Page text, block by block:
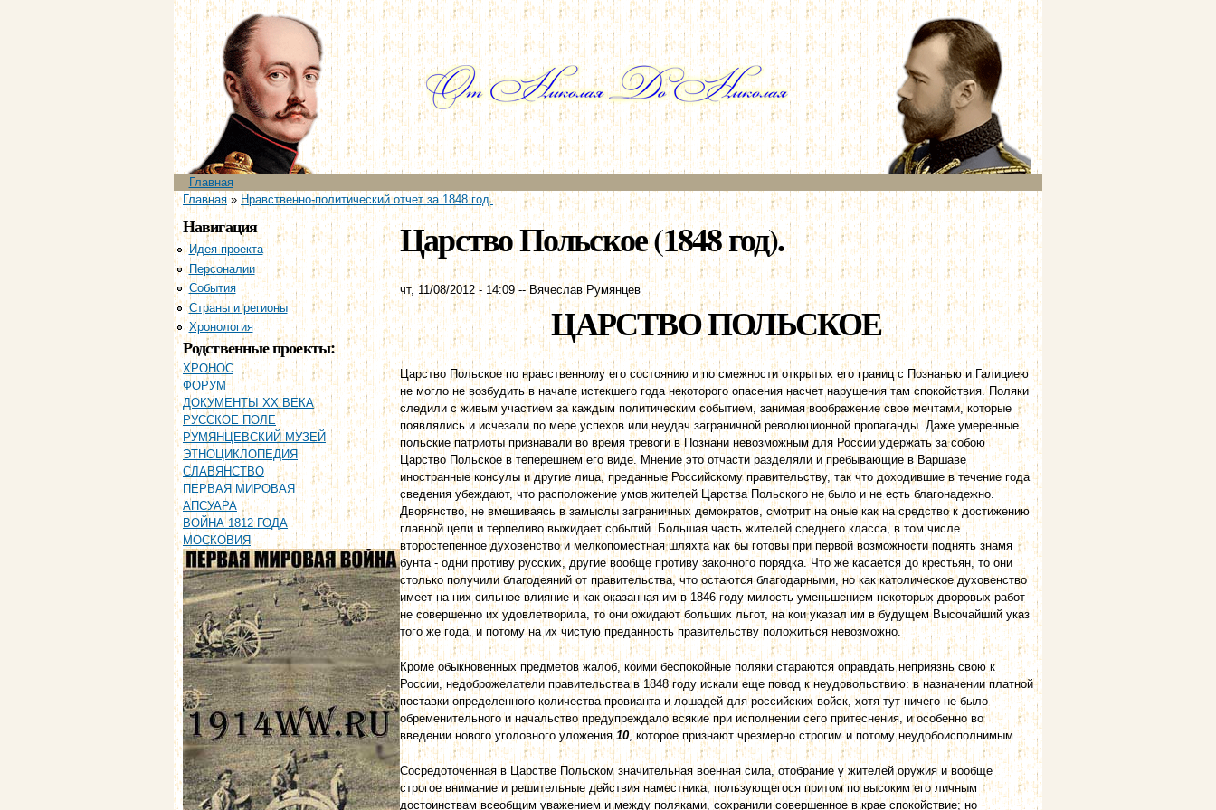
Перейти к
основному
содержанию
Главное меню
Главная
Вы здесь
Главная» Нравственно-политический отчет за 1848 год.
Навигация
Идея проекта
Персоналии
События
Страны и регионы
Хронология
Родственные проекты:
ХРОНОС
ФОРУМ
ДОКУМЕНТЫ XX ВЕКА
РУССКОЕ ПОЛЕ
РУМЯНЦЕВСКИЙ МУЗЕЙ
ЭТНОЦИКЛОПЕДИЯ
СЛАВЯНСТВО
ПЕРВАЯ МИРОВАЯ
АПСУАРА
ВОЙНА 1812 ГОДА
МОСКОВИЯ
Царство Польское (1848 год).
чт, 11/08/2012 - 14:09--Вячеслав Румянцев
ЦАРСТВО ПОЛЬСКОЕ
Царство Польское по нравственному его состоянию и по смежности открытых его границ с Познанью и Галициею
не могло не возбудить в начале истекшего года некоторого опасения насчет нарушения там спокойствия. Поляки
следили с живым участием за каждым политическим событием, занимая воображение свое мечтами, которые
появлялись и исчезали по мере успехов или неудач заграничной революционной пропаганды. Даже умеренные
польские патриоты признавали во время тревоги в Познани невозможным для России удержать за собою
Царство Польское в теперешнем его виде. Мнение это отчасти разделяли и пребывающие в Варшаве
иностранные консулы и другие лица, преданные Российскому правительству, так что доходившие в течение года
сведения убеждают, что расположение умов жителей Царства Польского не было и не есть благонадежно.
Дворянство, не вмешиваясь в замыслы заграничных демократов, смотрит на оные как на средство к достижению
главной цели и терпеливо выжидает событий. Большая часть жителей среднего класса, в том числе
второстепенное духовенство и мелкопоместная шляхта как бы готовы при первой возможности поднять знамя
бунта - одни противу русских, другие вообще противу законного порядка. Что же касается до крестьян, то они
столько получили благодеяний от правительства, что остаются благодарными, но как католическое духовенство
имеет на них сильное влияние и как оказанная им в 1846 году милость уменьшением некоторых дворовых работ
не совершенно их удовлетворила, то они ожидают больших льгот, на кои указал им в будущем Высочайший указ
того же года, и потому на их чистую преданность правительству положиться невозможно.
Кроме обыкновенных предметов жалоб, коими беспокойные поляки стараются оправдать неприязнь свою к
России, недоброжелатели правительства в 1848 году искали еще повод к неудовольствию: в назначении платной
поставки определенного количества провианта и лошадей для российских войск, хотя тут ничего не было
обременительного и начальство предупреждало всякие при исполнении сего притеснения, и особенно во
введении нового уголовного уложения10, которое признают чрезмерно строгим и потому неудобоисполнимым.
Сосредоточенная в Царстве Польском значительная военная сила, отобрание у жителей оружия и вообще
строгое внимание и решительные действия наместника, пользующегося притом по высоким его личным
достоинствам всеобщим уважением и между поляками, сохранили совершенное в крае спокойствие; но